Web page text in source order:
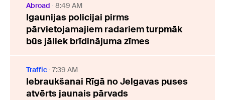
Abroad 8:49 AM
Igaunijas policijai pirms
pārvietojamajiem radariem turpmāk
būs jāliek brīdinājuma zīmes
Traffic 7:39 AM
Iebraukšanai Rīgā no Jelgavas puses
atvērts jaunais pārvads